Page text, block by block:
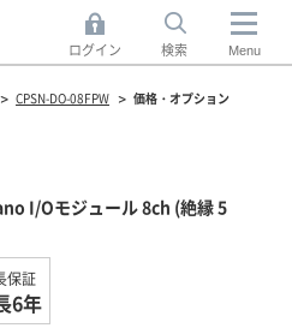
ログイン 検索 Menu
CPSN-DO-08FPW 価格・オプション
I/Oモジュール 8ch (絶縁 5
保証
6年